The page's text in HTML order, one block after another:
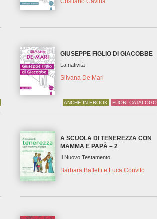
Cristiano Cavina
GIUSEPPE FIGLIO DI GIACOBBE
La natività
Silvana De Mari
ANCHE IN EBOOK FUORI CATALOGO
A SCUOLA DI TENEREZZA CON
MAMMA E PAPÀ – 2
Il Nuovo Testamento
Barbara Baffetti e Luca Convito